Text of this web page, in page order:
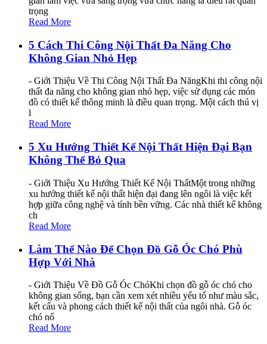
trọng
Read More
5 Cách Thi Công Nội Thất Đa Năng Cho
Không Gian Nhỏ Hẹp
- Giới Thiệu Về Thi Công Nội Thất Đa NăngKhi thi công nội
thất đa năng cho không gian nhỏ hẹp, việc sử dụng các món
đồ có thiết kế thông minh là điều quan trọng. Một cách thú vị
l
Read More
5 Xu Hướng Thiết Kế Nội Thất Hiện Đại Bạn
Không Thể Bỏ Qua
- Giới Thiệu Xu Hướng Thiết Kế Nội ThấtMột trong những
xu hướng thiết kế nội thất hiện đại đang lên ngôi là việc kết
hợp giữa công nghệ và tính bền vững. Các nhà thiết kế không
ch
Read More
Làm Thế Nào Để Chọn Đồ Gỗ Óc Chó Phù
Hợp Với Nhà
- Giới Thiệu Về Đồ Gỗ Óc ChóKhi chọn đồ gỗ óc chó cho
không gian sống, bạn cần xem xét nhiều yếu tố như màu sắc,
kết cấu và phong cách thiết kế nội thất của ngôi nhà. Gỗ óc
chó nổ
Read More